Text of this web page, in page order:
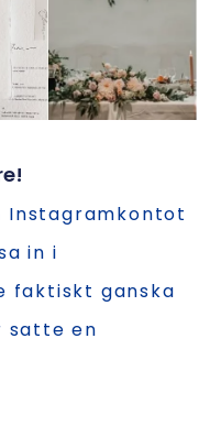
Instagramkontot
in i
faktiskt ganska
satte en